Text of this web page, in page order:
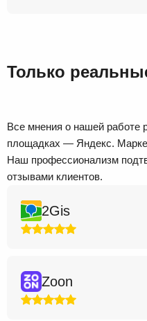
Только
Все мнения о нашей работе
площадках — Яндекс.
Наш профессионализм
отзывами клиентов.
2Gis
Zoon